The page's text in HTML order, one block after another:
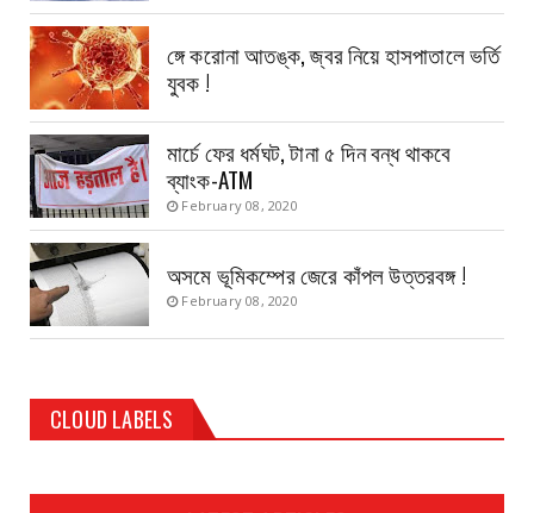
ঙ্গে করোনা আতঙ্ক, জ্বর নিয়ে হাসপাতালে ভর্তি
যুবক !
মার্চে ফের ধর্মঘট, টানা ৫ দিন বন্ধ থাকবে
ব্যাংক-ATM
February 08, 2020
অসমে ভূমিকম্পের জেরে কাঁপল উত্তরবঙ্গ !
February 08, 2020
CLOUD LABELS